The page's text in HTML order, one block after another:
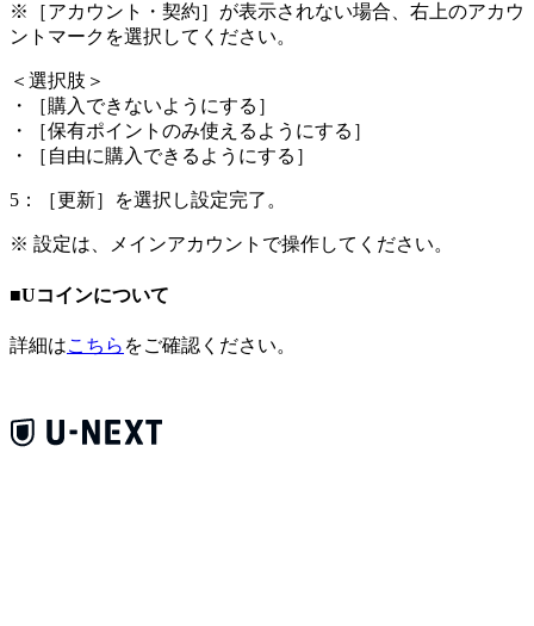
※［アカウント・契約］が表示されない場合、右上のアカウ
ントマークを選択してください。
＜ 選択肢 ＞
・［購入できないようにする］
・［保有ポイントのみ使えるようにする］
・［自由に購入できるようにする］
5：［更新］を選択し設定完了。
※ 設定は、メインアカウントで操作してください。
■Uコインについて
詳細はこちら をご確認ください。